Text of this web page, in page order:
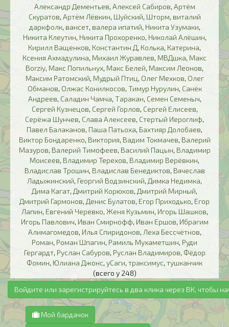
Александр Дементьев, Алексей Сабиров, Артём
Скуратов, Артём Лёвкин, Шуйский, Шторм, виталий
даркфолк, вансет, валера ипатий, Никита Узумаки,
Никита Клеутин, Никита Прохоренко, Николай Алёшин,
Кирилл Ващенков, Константин Д, Колька, Катерина,
Ксения Ахмадулина, Михаил Журавлев, МВДшка, Макс
Borziy, Макс Попильнух, Макс Белей, Максим Леонов,
Максим Ратомский, Мудрый Птиц, Олег Мехков, Олег
Обманов, Олжас Конилкосов, Тимур Нурулин, Санёк
Андреев, Саладин Чамча, Таракан, Семен Семеныч,
Сергей Кузнецов, Сергей Горлов, Сергей Елисеев,
Серёжа Шунчев, Слава Алексеев, Стертый Иероглиф,
Павел Балаканов, Паша Патьоха, Бахтияр Долобаев,
Виктор Бондаренко, Виктория, Вадим Токмачев, Валерий
Мазуров, Валерий Тимофеев, Василий Пацын, Владимир
Моисеев, Владимир Терехов, Владимир Верёвкин,
Владислав Трошин, Владислав Бенедиктов, Вячеслав
Ладыжинский, Георгий Водзинский, Димка Недимка,
Дима Кагат, Дмитрий Корюков, Дмитрий Мирный,
Дмитрий Гармонов, Денис Булатов, Егор Приходько, Егор
Лапин, Евгений Черевко, Женя Кузьмин, Игорь Шашков,
Игорь Павлович, Иван Смирнофф, Иван Ершов, Ибрагим
Алимагомедов, Илья Спиридонов, Леха Бессчётнов,
Роман, Роман Шпагин, Рамиль Мухаметшин, Руди
Гергардт, Руслан Сабуров, Руслан Владимиров, Фёдор
Фомин, Юлиана Джонс, уСаги, траксимус, тушканчик
(всего у 248)
Войдите или зарегистрируйтесь в два клика через ВК, чтобы
Мой бардачок